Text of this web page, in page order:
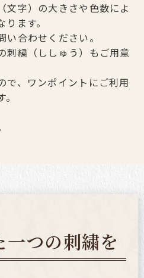
文字）の大きさや色数によ
ます。
合わせください。
刺繍（ししゅう）もご用意
で、ワンポイントにご利用
つの刺繍を